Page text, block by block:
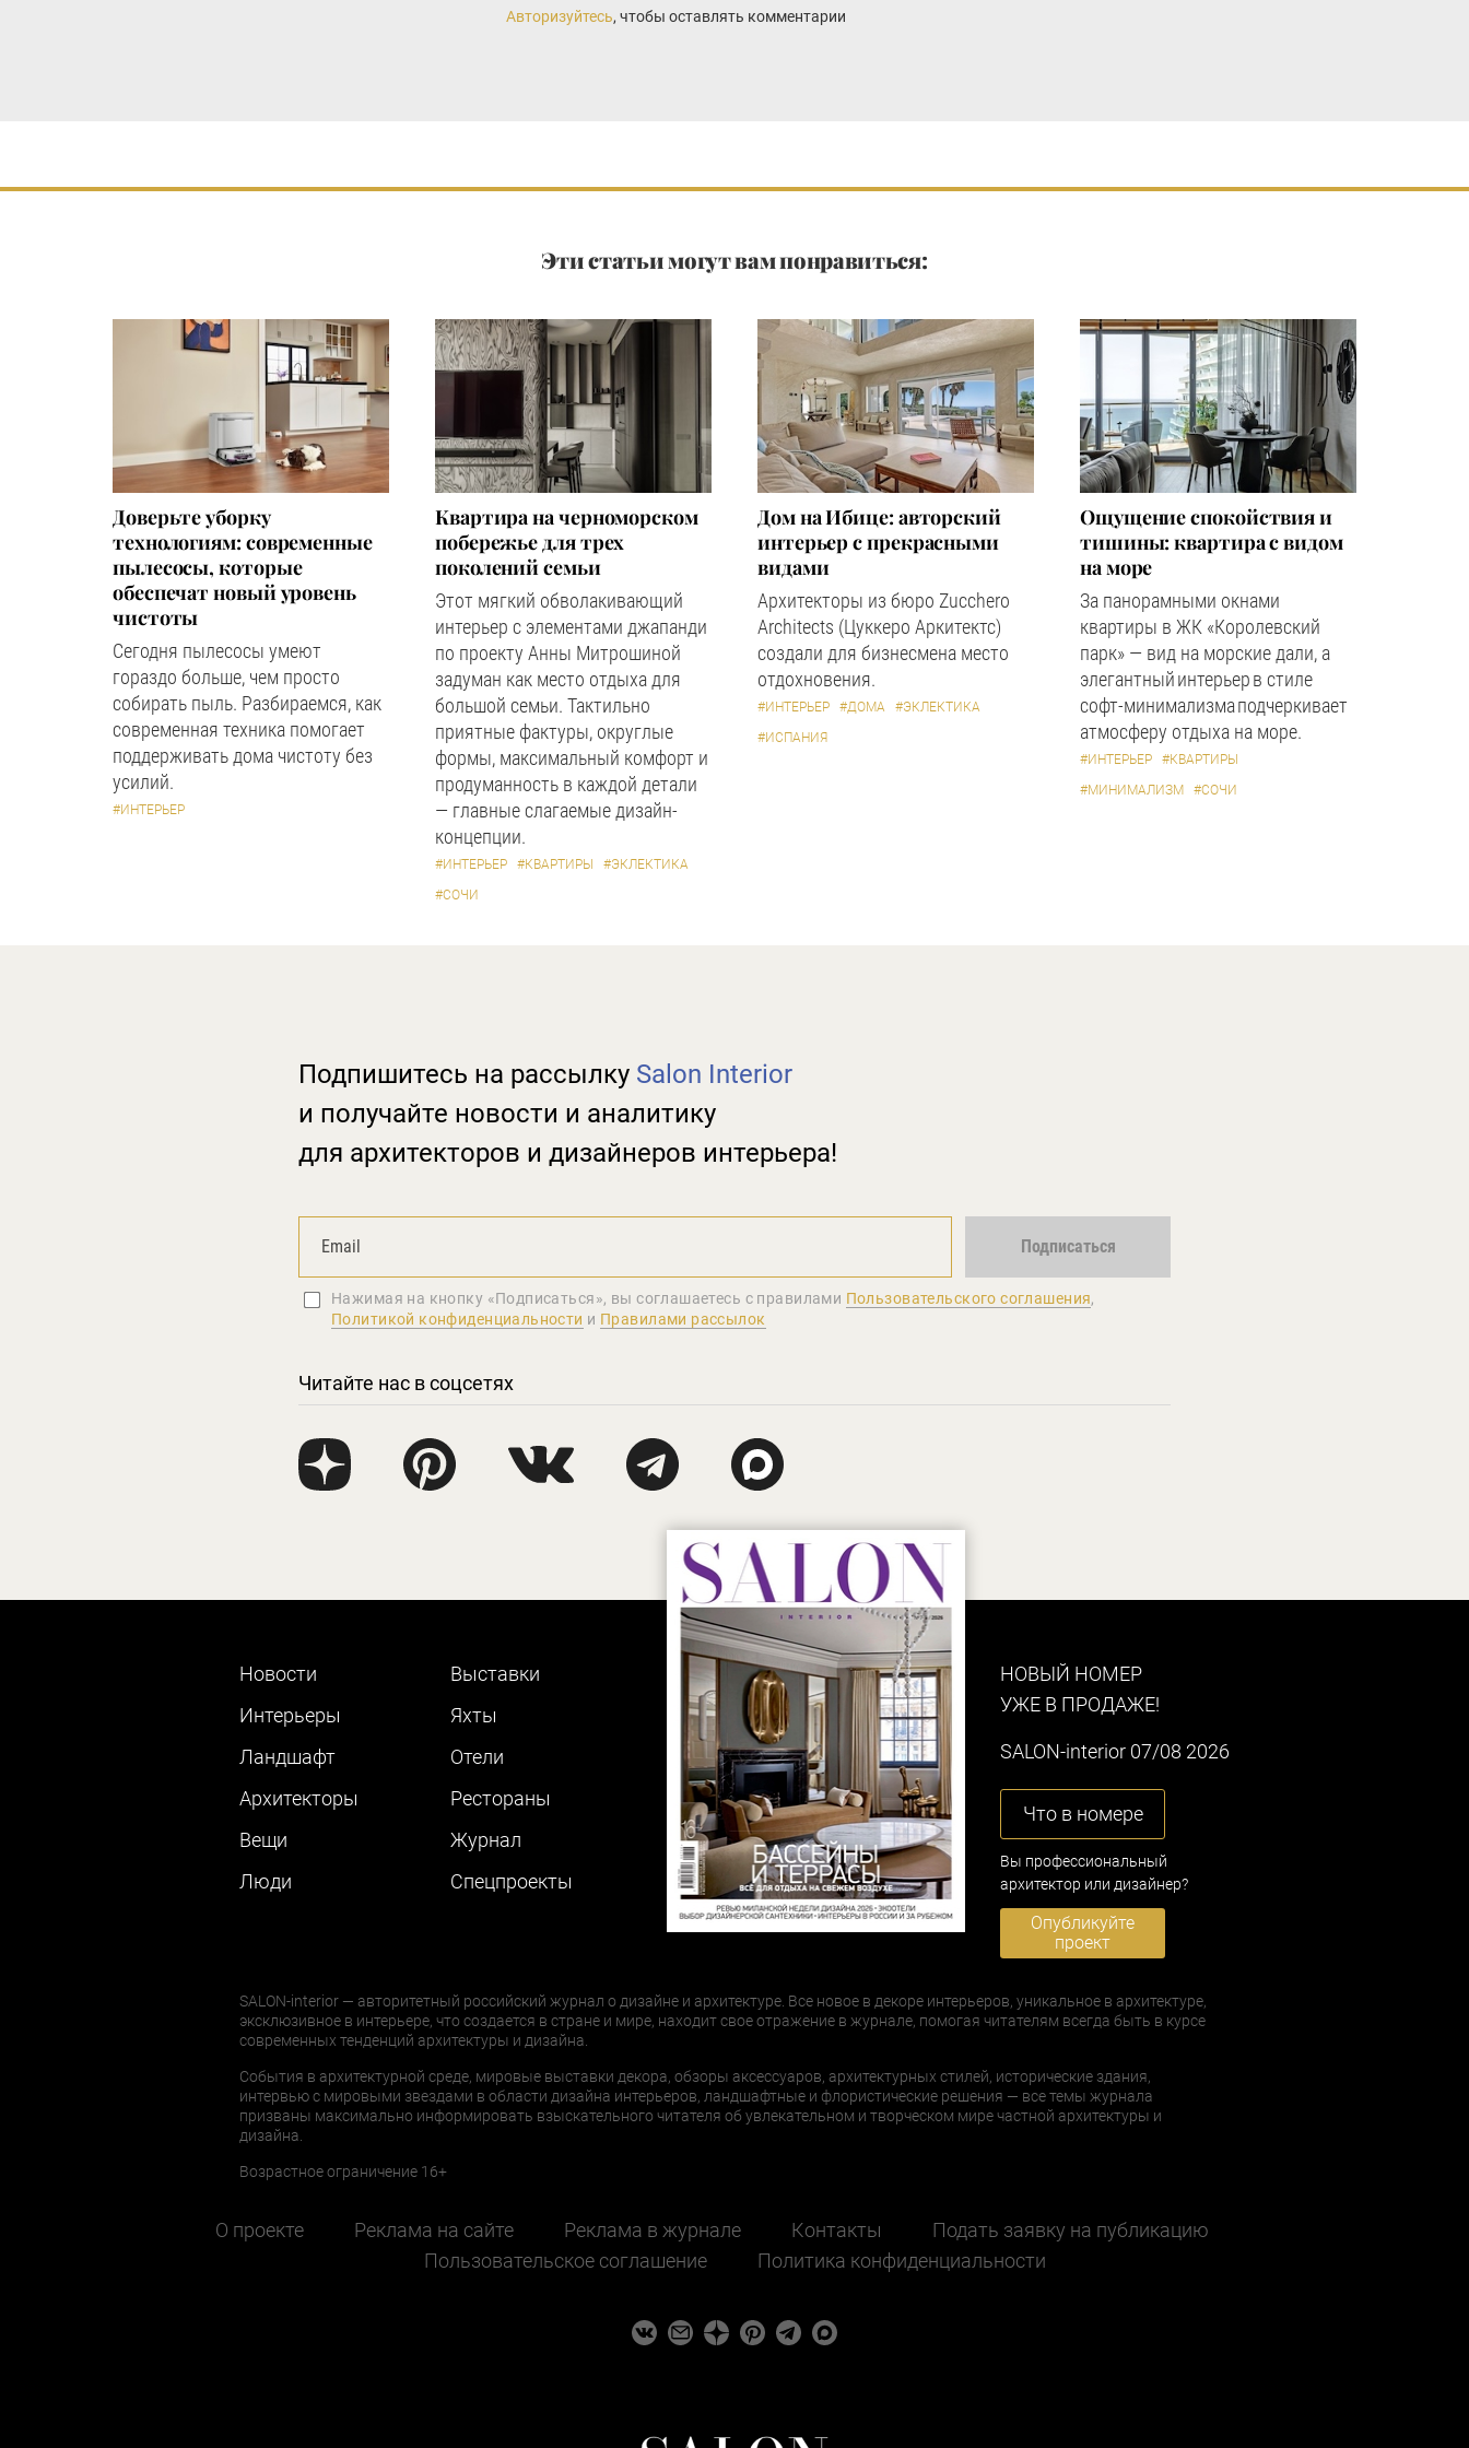
Авторизуйтесь, чтобы оставлять комментарии
Эти статьи могут вам понравиться:
Доверьте уборку
технологиям: современные
пылесосы, которые
обеспечат новый уровень
чистоты
Сегодня пылесосы умеют
гораздо больше, чем просто
собирать пыль. Разбираемся, как
современная техника помогает
поддерживать дома чистоту без
усилий.
#ИНТЕРЬЕР
Квартира на черноморском
побережье для трех
поколений семьи
Этот мягкий обволакивающий
интерьер с элементами джапанди
по проекту Анны Митрошиной
задуман как место отдыха для
большой семьи. Тактильно
приятные фактуры, округлые
формы, максимальный комфорт и
продуманность в каждой детали
— главные слагаемые дизайн-
концепции.
#ИНТЕРЬЕР #КВАРТИРЫ
#ЭКЛЕКТИКА
#СОЧИ
Дом на Ибице: авторский
интерьер с прекрасными
видами
Архитекторы из бюро Zucchero
Architects (Цуккеро Аркитектс)
создали для бизнесмена место
отдохновения.
#ИНТЕРЬЕР #ДОМА
#ЭКЛЕКТИКА
#ИСПАНИЯ
Ощущение спокойствия и
тишины: квартира с видом
на море
За панорамными окнами
квартиры в ЖК «Королевский
парк» — вид на морские дали, а
элегантный интерьер в стиле
софт-минимализма подчеркивает
атмосферу отдыха на море.
#ИНТЕРЬЕР
#КВАРТИРЫ
#МИНИМАЛИЗМ
#СОЧИ
Подпишитесь на рассылку Salon Interior
и получайте новости и аналитику
для архитекторов и дизайнеров интерьера!
Подписаться
Нажимая на кнопку «Подписаться», вы соглашаетеcь с правилами Пользовательского соглашения,
Политикой конфиденциальности и Правилами рассылок
Читайте нас в соцсетях
Новости
Интерьеры
Ландшафт
Архитекторы
Вещи
Люди
Выставки
Яхты
Отели
Рестораны
Журнал
Cпецпроекты
НОВЫЙ НОМЕР
УЖЕ В ПРОДАЖЕ!
SALON-interior 07/08 2026
Что в номере
Вы профессиональный
архитектор или дизайнер?
Опубликуйте
проект
SALON-interior — авторитетный российский журнал о дизайне и архитектуре. Все новое в декоре интерьеров, уникальное в архитектуре,
эксклюзивное в интерьере, что создается в стране и мире, находит свое отражение в журнале, помогая читателям всегда быть в курсе
современных тенденций архитектуры и дизайна.
События в архитектурной среде, мировые выставки декора, обзоры аксессуаров, архитектурных стилей, исторические здания,
интервью с мировыми звездами в области дизайна интерьеров, ландшафтные и флористические решения — все темы журнала
призваны максимально информировать взыскательного читателя об увлекательном и творческом мире частной архитектуры и
дизайна.
Возрастное ограничение 16+
О проекте Реклама на сайте Реклама в журнале Контакты
Подать заявку на публикацию
Пользовательское соглашение
Политика конфиденциальности